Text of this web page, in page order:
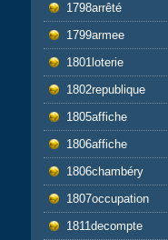
1798arrêté
1799armee
1801loterie
1802republique
1805affiche
1806affiche
1806chambéry
1807occupation
1811decompte